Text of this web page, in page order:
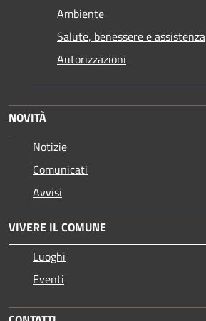
Ambiente
Salute, benessere e assistenza
Autorizzazioni
NOVITÀ
Notizie
Comunicati
Avvisi
VIVERE IL COMUNE
Luoghi
Eventi